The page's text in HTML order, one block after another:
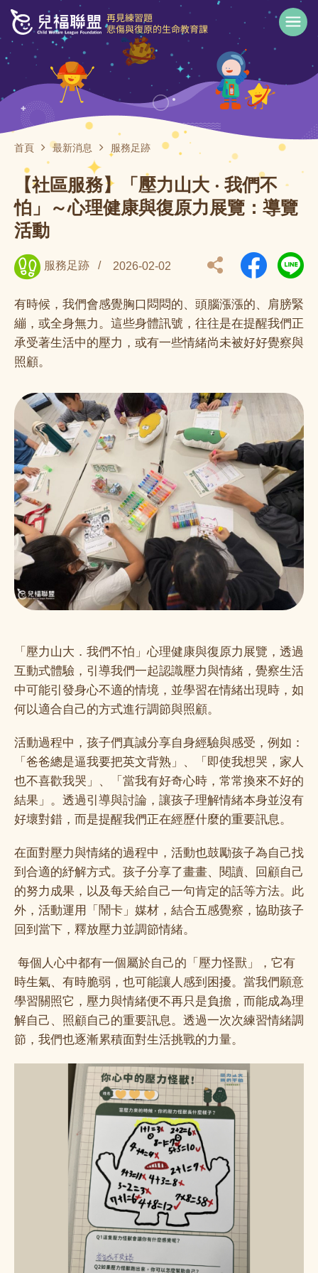
首頁 最新消息 服務足跡
【社區服務】「壓力山大 ‧ 我們不
怕」～心理健康與復原力展覽：導覽
活動
服務足跡 / 2026-02-02
有時候，我們會感覺胸口悶悶的、頭腦漲漲的、肩膀緊
繃，或全身無力。這些身體訊號，往往是在提醒我們正
承受著生活中的壓力，或有一些情緒尚未被好好覺察與
照顧。
「壓力山大．我們不怕」心理健康與復原力展覽，透過
互動式體驗，引導我們一起認識壓力與情緒，覺察生活
中可能引發身心不適的情境，並學習在情緒出現時，如
何以適合自己的方式進行調節與照顧。
活動過程中，孩子們真誠分享自身經驗與感受，例如：
「爸爸總是逼我要把英文背熟」、「即使我想哭，家人
也不喜歡我哭」、「當我有好奇心時，常常換來不好的
結果」。透過引導與討論，讓孩子理解情緒本身並沒有
好壞對錯，而是提醒我們正在經歷什麼的重要訊息。
在面對壓力與情緒的過程中，活動也鼓勵孩子為自己找
到合適的紓解方式。孩子分享了畫畫、閱讀、回顧自己
的努力成果，以及每天給自己一句肯定的話等方法。此
外，活動運用「鬧卡」媒材，結合五感覺察，協助孩子
回到當下，釋放壓力並調節情緒。
每個人心中都有一個屬於自己的「壓力怪獸」，它有
時生氣、有時脆弱，也可能讓人感到困擾。當我們願意
學習關照它，壓力與情緒便不再只是負擔，而能成為理
解自己、照顧自己的重要訊息。透過一次次練習情緒調
節，我們也逐漸累積面對生活挑戰的力量。